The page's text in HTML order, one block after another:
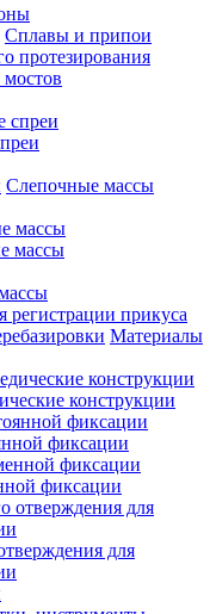
Сплавы и припои
протезирования
Слепочные массы
массы
массы
регистрации прикуса
Материалы
конструкции
фиксации
фиксации
для